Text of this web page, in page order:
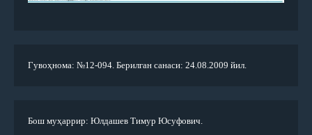
Гувоҳнома: №12-094. Берилган санаси: 24.08.2009 йил.
Бош муҳаррир: Юлдашев Тимур Юсуфович.